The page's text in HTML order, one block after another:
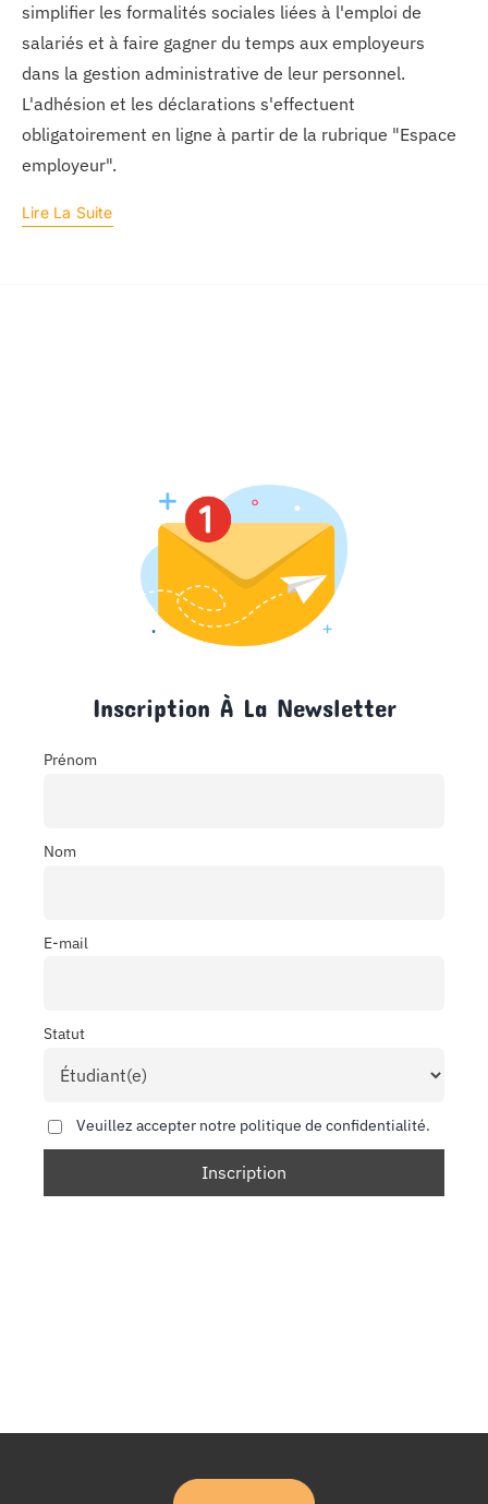
simplifier les formalités sociales liées à l'emploi de
salariés et à faire gagner du temps aux employeurs
dans la gestion administrative de leur personnel.
L'adhésion et les déclarations s'effectuent
obligatoirement en ligne à partir de la rubrique "Espace
employeur".
Lire La Suite
Inscription À La Newsletter
Prénom
Nom
E-mail
Statut
Veuillez accepter notre politique de confidentialité.